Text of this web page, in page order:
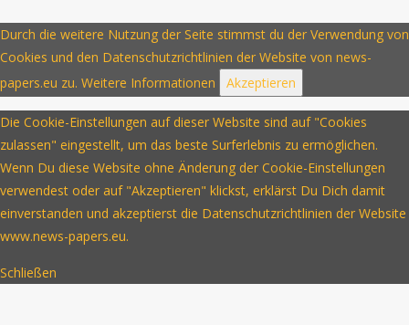
Durch die weitere Nutzung der Seite stimmst du der Verwendung von
Cookies und den Datenschutzrichtlinien der Website von news-
papers.eu zu. Weitere Informationen Akzeptieren
Die Cookie-Einstellungen auf dieser Website sind auf "Cookies
zulassen" eingestellt, um das beste Surferlebnis zu ermöglichen.
Wenn Du diese Website ohne Änderung der Cookie-Einstellungen
verwendest oder auf "Akzeptieren" klickst, erklärst Du Dich damit
einverstanden und akzeptierst die Datenschutzrichtlinien der Website
www.news-papers.eu.
Schließen